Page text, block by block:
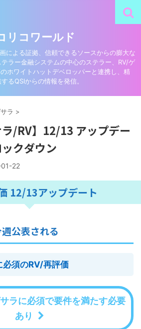
リコワールド
による証拠、信頼できるソースからの膨大な
ラー金融システムの中心のステラー、RV/ゲ
ホワイトハットデベロッパーと連携し、精
るQSIからの情報を発信。
ラ >
ラ/RV】12/13 アップデー
クダウン
22
12/13アップデート
公表される
必須のRV/再評価
ラに必須で要件を満たす必要
あり